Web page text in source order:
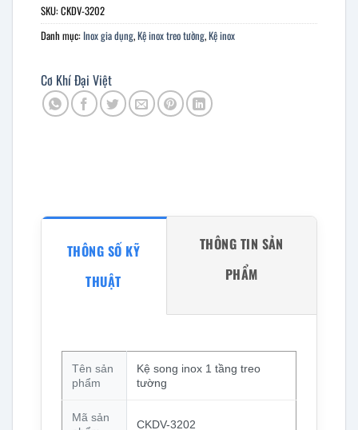
SKU:CKDV-3202
Danh mục: Inox gia dụng,Kệ inox treo tường,Kệ inox
Cơ Khí Đại Việt
THÔNG SỐ KỸ
THUẬT
THÔNG TIN SẢN
PHẨM
Tên sản
phẩm
Kệ song inox 1 tầng treo
tường
Mã sản
CKDV-3202